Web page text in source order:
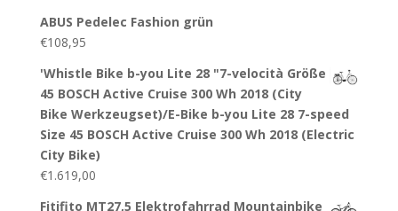
ABUS Pedelec Fashion grün
€108,95
'Whistle Bike b-you Lite 28 "7-velocità Größe
45 BOSCH Active Cruise 300 Wh 2018 (City
Bike Werkzeugset)/E-Bike b-you Lite 28 7-speed
Size 45 BOSCH Active Cruise 300 Wh 2018 (Electric
City Bike)
€1.619,00
Fitifito MT27,5 Elektrofahrrad Mountainbike